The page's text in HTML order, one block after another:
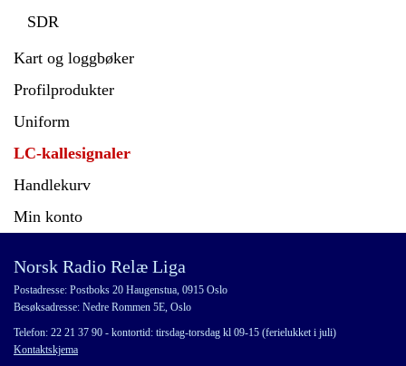
SDR
Kart og loggbøker
Profilprodukter
Uniform
LC-kallesignaler
Handlekurv
Min konto
Norsk Radio Relæ Liga
Postadresse: Postboks 20 Haugenstua, 0915 Oslo
Besøksadresse: Nedre Rommen 5E, Oslo
Telefon: 22 21 37 90 - kontortid: tirsdag-torsdag kl 09-15 (ferielukket i juli)
Kontaktskjema